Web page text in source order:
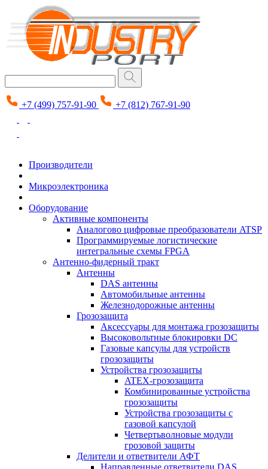
+7 (499) 757-91-90 +7 (812) 767-91-90
Производители
Микроэлектроника
Оборудование
Активные компоненты
Аналогово цифровые преобразователи ATSP
Программируемые логистические
интегральные схемы FPGA
Антенно-фидерный тракт
Антенны
DAS антенны
Автомобильные антенны
Железнодорожные антенны
Грозозащита
Аксессуары для монтажа грозозащиты
Высоковольтные блокировки DC
Газовые капсулы для устройств
грозозащиты
Устройства грозозащиты
ATEX-грозозащита
Комбинированные устройства
грозозащиты
Устройства грозозащиты с
газовой капсулой
Четвертьволновые модули
грозовой защиты
Делители и ответвители АФТ
Направленные ответвители DAS